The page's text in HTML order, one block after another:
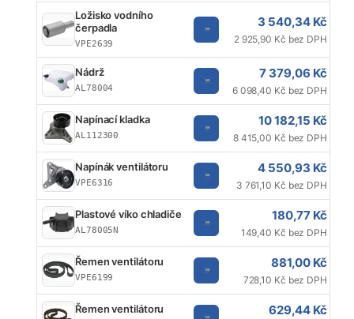
Ložisko vodního
čerpadla
VPE2639
3 540,34 Kč
2 925,90 Kč bez DPH
Nádrž
AL78004
7 379,06 Kč
6 098,40 Kč bez DPH
Napínací kladka
AL112300
10 182,15 Kč
8 415,00 Kč bez DPH
Napínák ventilátoru
VPE6316
4 550,93 Kč
3 761,10 Kč bez DPH
Plastové víko chladiče
AL78005N
180,77 Kč
149,40 Kč bez DPH
Řemen ventilátoru
VPE6199
881,00 Kč
728,10 Kč bez DPH
Řemen ventilátoru 629,44 Kč